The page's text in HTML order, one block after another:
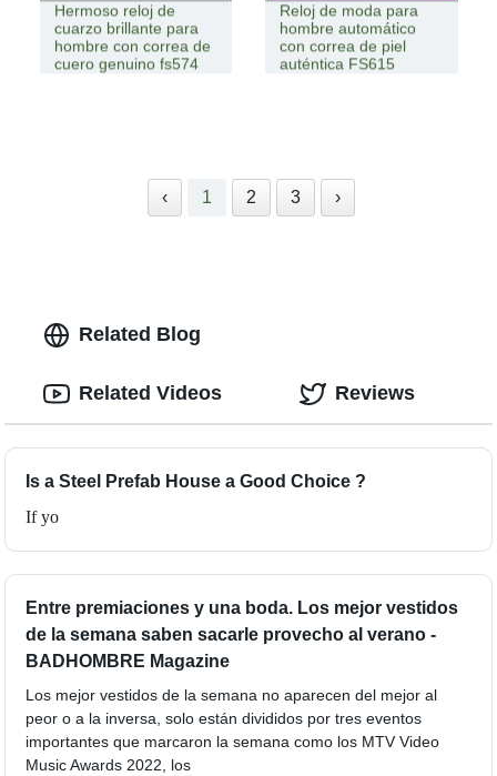
Hermoso reloj de
cuarzo brillante para
hombre con correa de
cuero genuino fs574
Reloj de moda para
hombre automático
con correa de piel
auténtica FS615
‹ 1 2 3 ›
Related Blog
Is a Steel Prefab House a Good Choice ?
If yo
Entre premiaciones y una boda. Los mejor vestidos
de la semana saben sacarle provecho al verano -
BADHOMBRE Magazine
Los mejor vestidos de la semana no aparecen del mejor al
peor o a la inversa, solo están divididos por tres eventos
importantes que marcaron la semana como los MTV Video
Music Awards 2022, los
Related Videos Reviews